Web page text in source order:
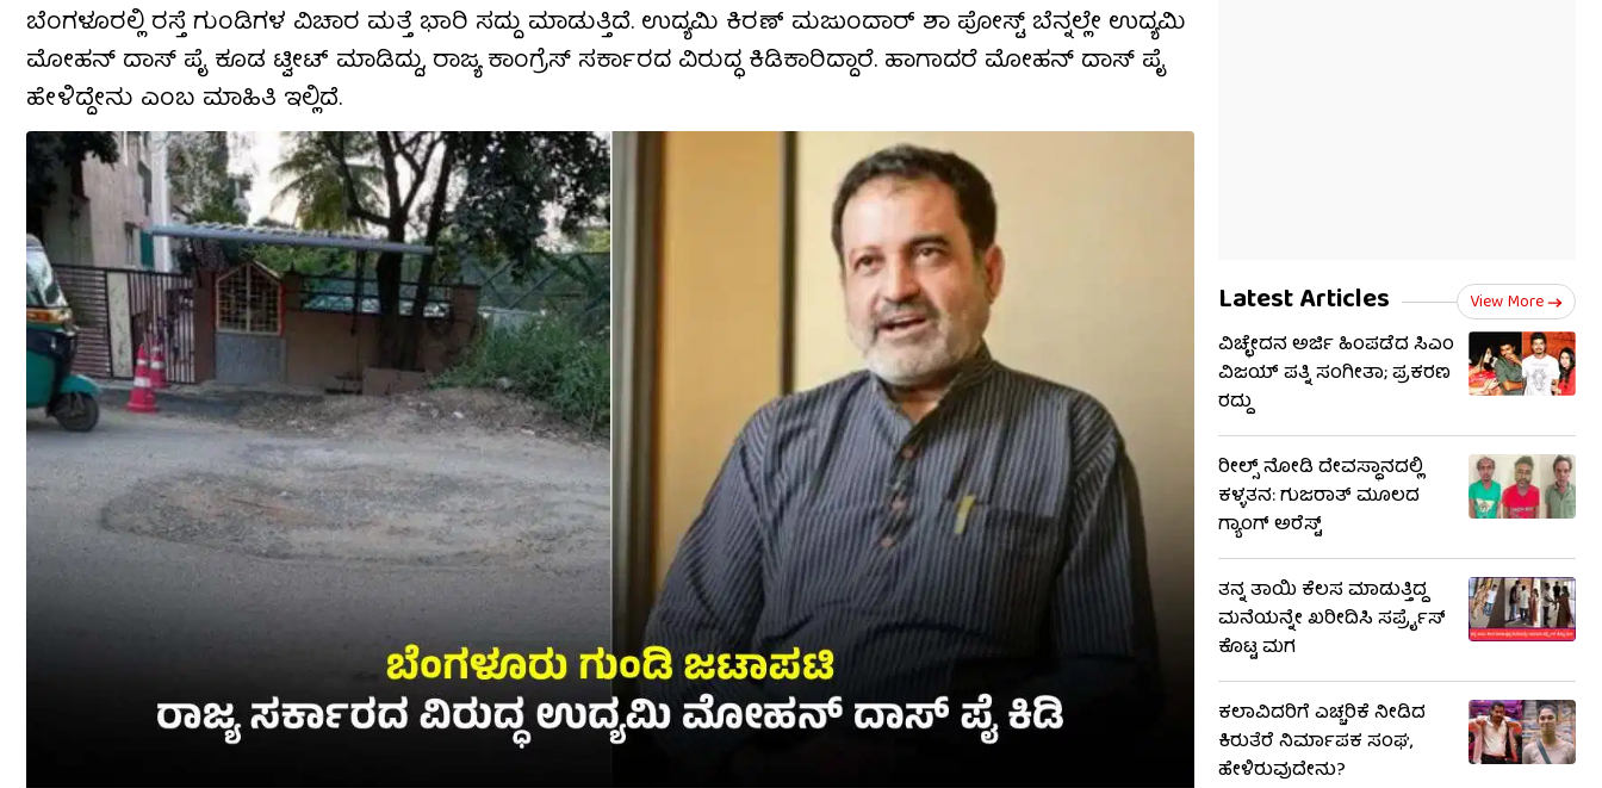
ಬೆಂಗಳೂರಲ್ಲಿ ರಸ್ತೆ ಗುಂಡಿಗಳ ವಿಚಾರ ಮತ್ತೆ ಭಾರಿ ಸದ್ದು ಮಾಡುತ್ತಿದೆ. ಉದ್ಯಮಿ ಕಿರಣ್ ಮಜುಂದಾರ್ ಶಾ ಪೋಸ್ಟ್ ಬೆನ್ನಲ್ಲೇ ಉದ್ಯಮಿ
ಮೋಹನ್ ದಾಸ್ ಪೈ ಕೂಡ ಟ್ವೀಟ್​ ಮಾಡಿದ್ದು, ರಾಜ್ಯ ಕಾಂಗ್ರೆಸ್​​ ಸರ್ಕಾರದ ವಿರುದ್ಧ ಕಿಡಿಕಾರಿದ್ದಾರೆ. ಹಾಗಾದರೆ ಮೋಹನ್ ದಾಸ್ ಪೈ
ಹೇಳಿದ್ದೇನು ಎಂಬ ಮಾಹಿತಿ ಇಲ್ಲಿದೆ.
Latest Articles View More
ವಿಚ್ಛೇದನ ಅರ್ಜಿ ಹಿಂಪಡೆದ ಸಿಎಂ
ವಿಜಯ್ ಪತ್ನಿ ಸಂಗೀತಾ; ಪ್ರಕರಣ
ರದ್ದು
ರೀಲ್ಸ್ ನೋಡಿ ದೇವಸ್ಥಾನದಲ್ಲಿ
ಕಳ್ಳತನ: ಗುಜರಾತ್ ಮೂಲದ
ಗ್ಯಾಂಗ್ ಅರೆಸ್ಟ್
ತನ್ನ ತಾಯಿ ಕೆಲಸ ಮಾಡುತ್ತಿದ್ದ
ಮನೆಯನ್ನೇ ಖರೀದಿಸಿ ಸರ್ಪ್ರೈಸ್
ಕೊಟ್ಟ ಮಗ
ಕಲಾವಿದರಿಗೆ ಎಚ್ಚರಿಕೆ ನೀಡಿದ
ಕಿರುತೆರೆ ನಿರ್ಮಾಪಕ ಸಂಘ,
ಹೇಳಿರುವುದೇನು?